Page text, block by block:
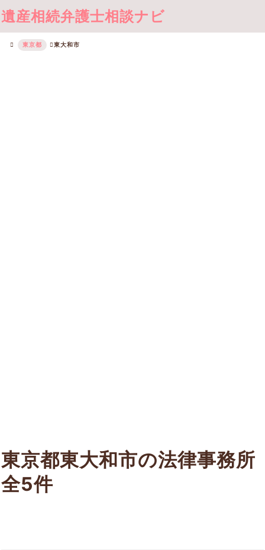
遺産相続弁護士相談ナビ
東京都 東大和市
東京都東大和市の法律事務所
全5件